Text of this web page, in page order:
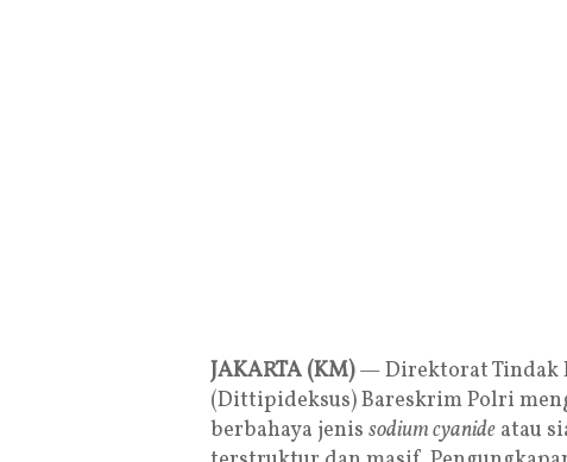
JAKARTA (KM)— Direktorat Tindak
(Dittipideksus) Bareskrim Polri
berbahaya jenis sodium cyanide atau